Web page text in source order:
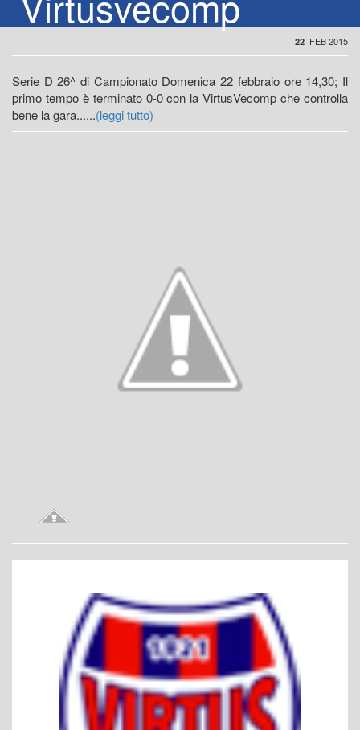
22 FEB 2015
Serie D 26^ di Campionato Domenica 22 febbraio ore 14,30; Il
primo tempo è terminato 0-0 con la VirtusVecomp che controlla
bene la gara......(leggi tutto)